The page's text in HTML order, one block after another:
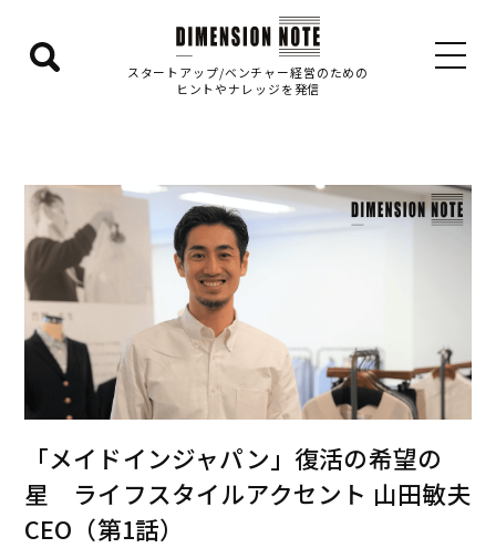
検
を
表
示
スタートアップ/ベンチャー経営のための
ヒントやナレッジを発信
「メイドインジャパン」復活の希望の
星 ライフスタイルアクセント 山田敏夫
CEO（第1話）